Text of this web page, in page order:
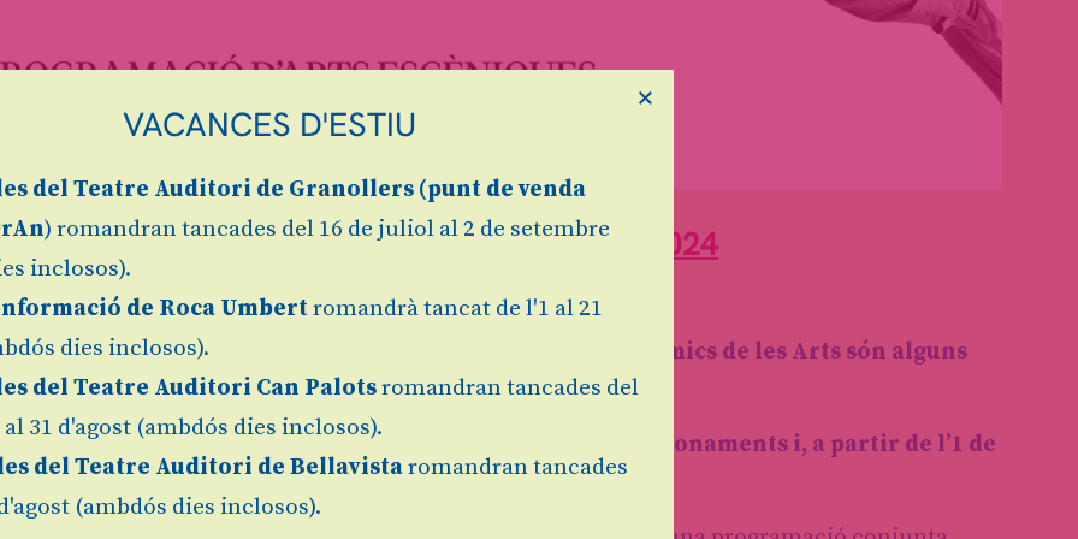
1 de 1
EL NOU MAGAZÍN FEBRER-JUNY 2024
, Albert Pla, La plaça del Diamant, Clara Peya o Els Amics de les Arts són alguns
caps de cartell de la segona part de la temporada 23/24
d’entrades començarà el 30 de novembre, primer dia d’abonaments i, a partir de l’1 de
ja es podran comprar també entrades individuals
VACANCES D'ESTIU
del Teatre Auditori de Granollers (punt de venda
) romandran tancades del 16 de juliol al 2 de setembre
inclosos).
de Roca Umbertromandrà tancat de l'1 al 21
dies inclosos).
del Teatre Auditori Can Palotsromandran tancades del
31 d'agost (ambdós dies inclosos).
del Teatre Auditori de Bellavistaromandran tancades
(ambdós dies inclosos).
×